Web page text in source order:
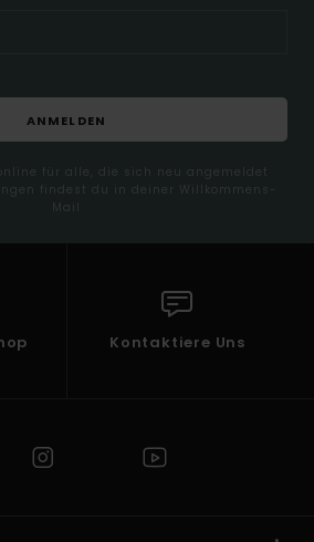
ANMELDEN
für alle, die sich neu angemeldet
findest du in deiner Willkommens-
Mail
Kontaktiere Uns